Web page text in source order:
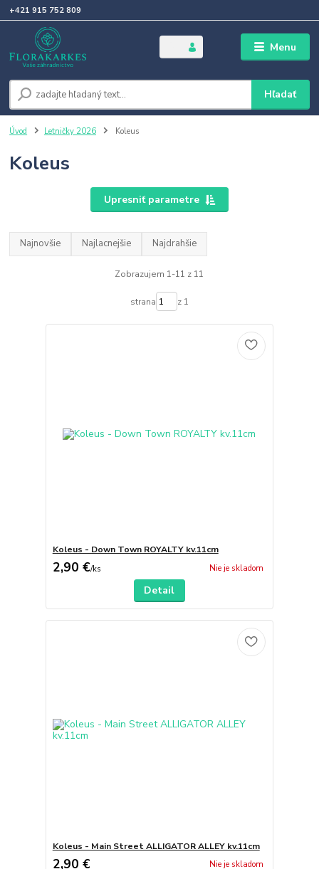
Menu
Hľadať
+421 915 752 809
Úvod Letničky 2026 Koleus
Koleus
Upresniť parametre
Najnovšie Najlacnejšie Najdrahšie
Zobrazujem 1-11 z 11
strana z 1
Koleus - Down Town ROYALTY kv.11cm
2,90 €/ks Nie je skladom
Detail
Koleus - Main Street ALLIGATOR ALLEY kv.11cm
2,90 € Nie je skladom